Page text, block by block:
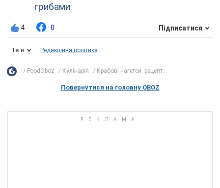
грибами
4 0 Підписатися
Теги Редакційна політика
FoodOboz Кулінарія Крабові нагетси: рецепт...
Повернутися на головну OBOZ